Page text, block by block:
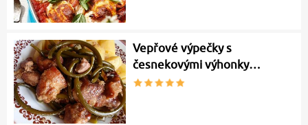
Vepřové výpečky s
česnekovými výhonky…